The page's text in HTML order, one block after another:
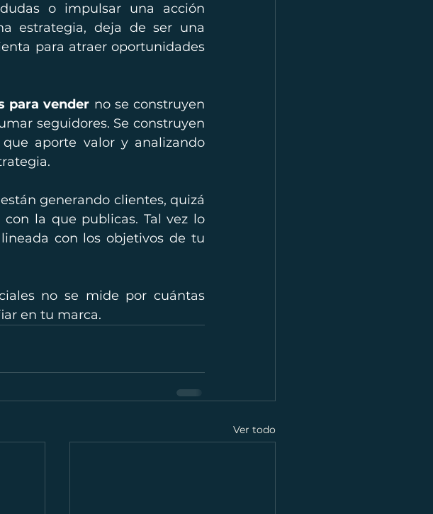
o impulsar una acción
estrategia, deja de ser una
para atraer oportunidades
para vender no se construyen
seguidores. Se construyen
aporte valor y analizando
generando clientes, quizá
la que publicas. Tal vez lo
con los objetivos de tu
no se mide por cuántas
en tu marca.
Ver todo